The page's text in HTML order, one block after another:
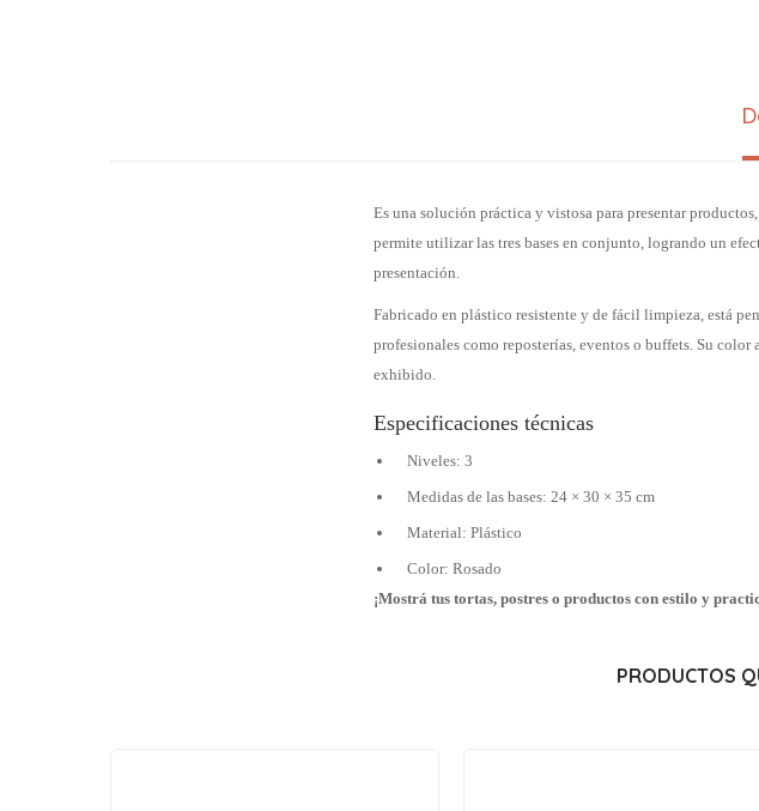
Es una solución práctica y vistosa para presentar
permite utilizar las tres bases en conjunto, logrando un
presentación.
Fabricado en plástico resistente y de fácil limpieza, está
profesionales como reposterías, eventos o buffets. Su
exhibido.
Especificaciones técnicas
Niveles: 3
Medidas de las bases: 24 × 30 × 35 cm
Material: Plástico
Color: Rosado
¡Mostrá tus tortas, postres o productos con estilo y
PRODUCTOS